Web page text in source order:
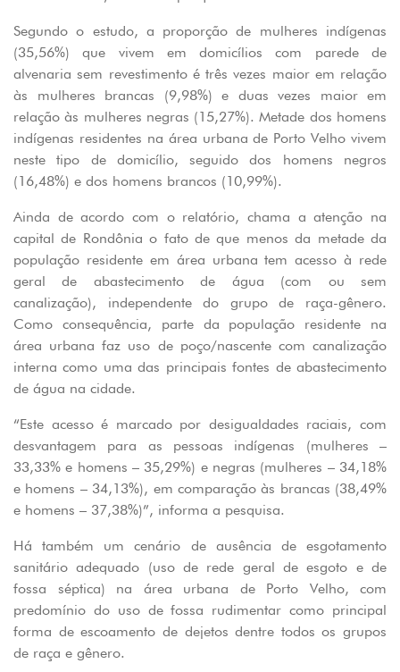
Segundo o estudo, a proporção de mulheres indígenas
(35,56%) que vivem em domicílios com parede de
alvenaria sem revestimento é três vezes maior em relação
às mulheres brancas (9,98%) e duas vezes maior em
relação às mulheres negras (15,27%). Metade dos homens
indígenas residentes na área urbana de Porto Velho vivem
neste tipo de domicílio, seguido dos homens negros
(16,48%) e dos homens brancos (10,99%).
Ainda de acordo com o relatório, chama a atenção na
capital de Rondônia o fato de que menos da metade da
população residente em área urbana tem acesso à rede
geral de abastecimento de água (com ou sem
canalização), independente do grupo de raça-gênero.
Como consequência, parte da população residente na
área urbana faz uso de poço/nascente com canalização
interna como uma das principais fontes de abastecimento
de água na cidade.
“Este acesso é marcado por desigualdades raciais, com
desvantagem para as pessoas indígenas (mulheres –
33,33% e homens – 35,29%) e negras (mulheres – 34,18%
e homens – 34,13%), em comparação às brancas (38,49%
e homens – 37,38%)”, informa a pesquisa.
Há também um cenário de ausência de esgotamento
sanitário adequado (uso de rede geral de esgoto e de
fossa séptica) na área urbana de Porto Velho, com
predomínio do uso de fossa rudimentar como principal
forma de escoamento de dejetos dentre todos os grupos
de raça e gênero.